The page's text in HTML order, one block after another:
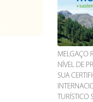
MELGAÇO
NÍVEL DE
SUA
TURÍSTICO